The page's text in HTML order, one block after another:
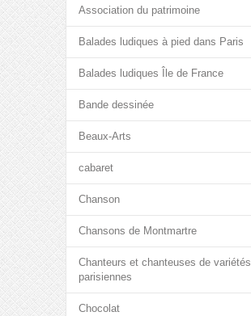
Association du patrimoine
Balades ludiques à pied dans Paris
Balades ludiques Île de France
Bande dessinée
Beaux-Arts
cabaret
Chanson
Chansons de Montmartre
Chanteurs et chanteuses de variétés
parisiennes
Chocolat